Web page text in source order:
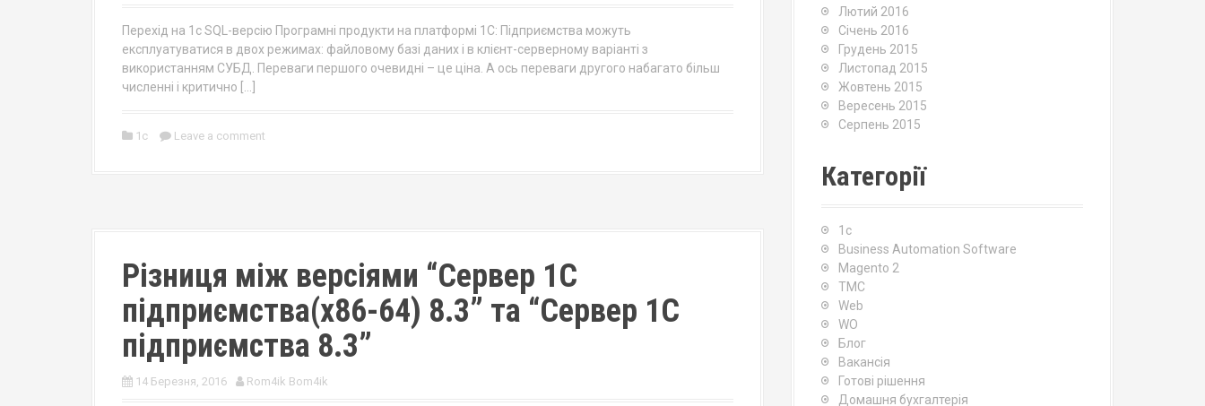
Перехід на 1с SQL-версію Програмні продукти на платформі 1С: Підприємства можуть
експлуатуватися в двох режимах: файловому базі даних і в клієнт-серверному варіанті з
використанням СУБД. Переваги першого очевидні – це ціна. А ось переваги другого набагато більш
численні і критично […]
1c Leave a comment
Різниця між версіями “Сервер 1С
підприємства(x86-64) 8.3” та “Сервер 1С
підприємства 8.3”
14 Березня, 2016 Rom4ik Bom4ik
Лютий 2016
Січень 2016
Грудень 2015
Листопад 2015
Жовтень 2015
Вересень 2015
Серпень 2015
Категорії
1c
Business Automation Software
Magento 2
TMC
Web
WO
Блог
Вакансія
Готові рішення
Домашня бухгалтерія